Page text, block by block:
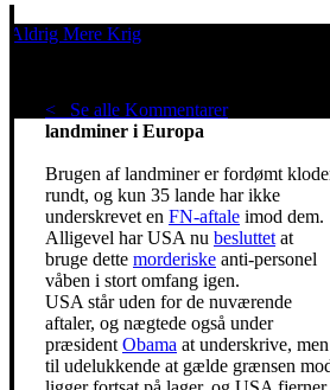
Aldrig Mere Krig
< Se alle KommentarerUSAs
landminer i Europa
Brugen af landminer er fordømt
rundt, og kun 35 lande har ikke
underskrevet en FN-aftale imod dem.
Alligevel har USA nu besluttet at
bruge dette morderiske anti-personel
våben i stort omfang igen.
USA står uden for de nuværende
aftaler, og nægtede også under
præsident Obama at underskrive,
til udelukkende at gælde grænsen